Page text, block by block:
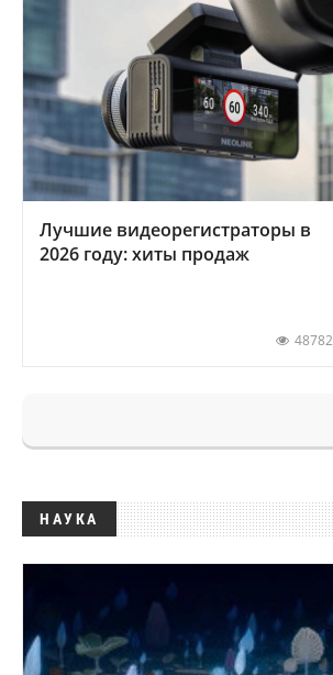
Лучшие видеорегистраторы в
2026 году: хиты продаж
48782
НАУКА